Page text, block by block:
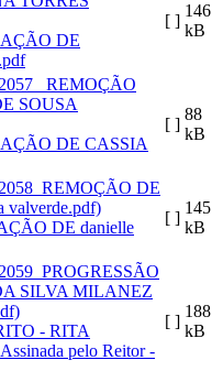
DE
[ ]
146
kB
DE CASSIA
[ ]
88
kB
DE danielle
[ ]
145
kB
- RITA
pelo Reitor -
[ ]
188
kB